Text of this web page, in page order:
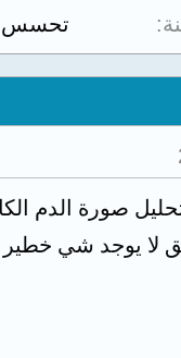
تحسس
صورة الدم
لا يوجد شي خطير